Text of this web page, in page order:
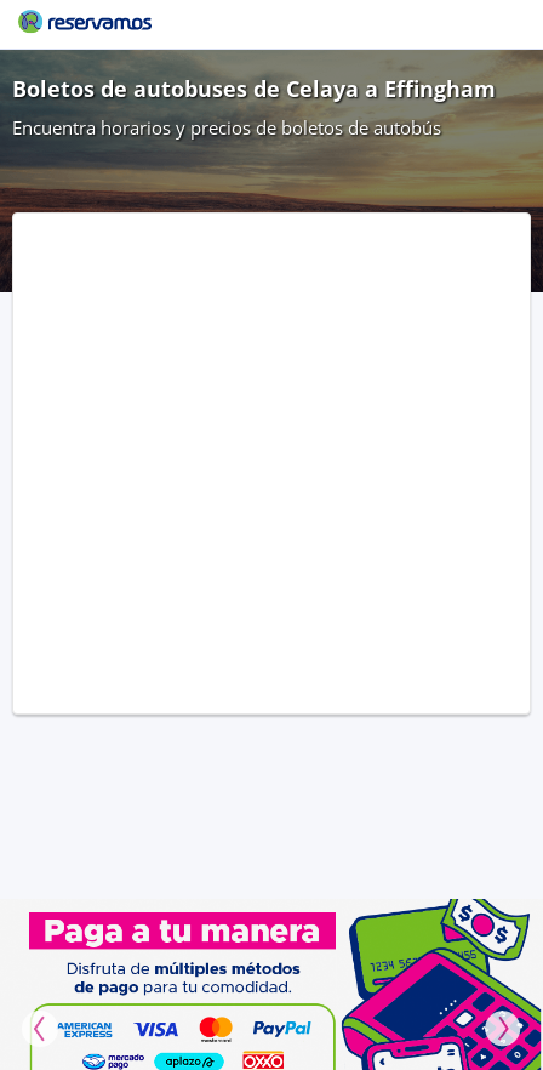
Boletos de autobuses de Celaya a Effingham
Encuentra horarios y precios de boletos de autobús